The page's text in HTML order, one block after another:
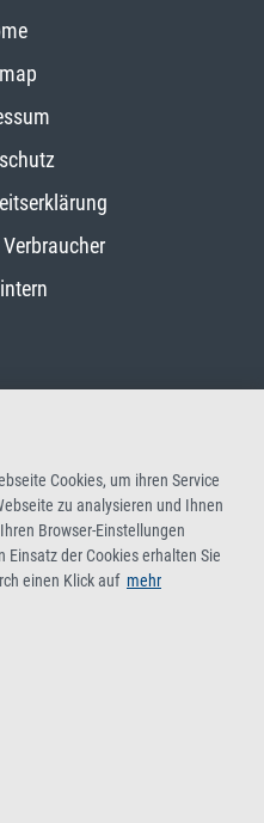
Cookies, um ihren Service
zu analysieren und Ihnen
Browser-Einstellungen
der Cookies erhalten Sie
einen Klick auf mehr